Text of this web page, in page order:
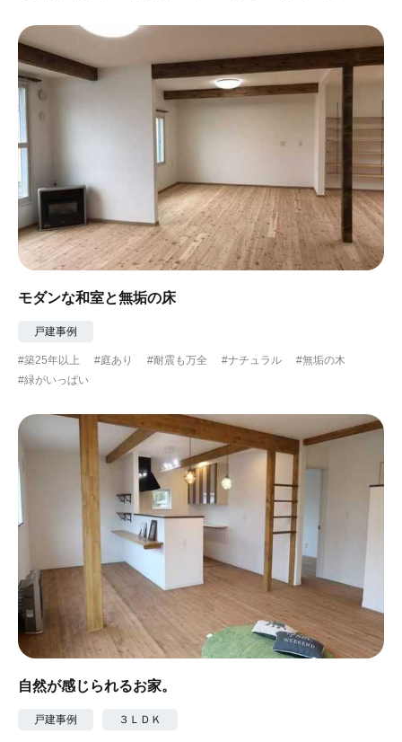
モダンな和室と無垢の床
戸建事例
#築25年以上 #庭あり #耐震も万全 #ナチュラル
#無垢の木
#緑がいっぱい
自然が感じられるお家。
戸建事例 ３ＬＤＫ